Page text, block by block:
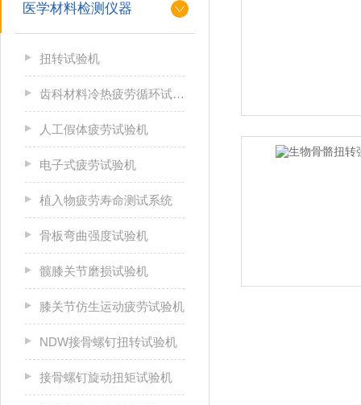
医学材料检测仪器
扭转试验机
齿科材料冷热疲劳循环试验机
人工假体疲劳试验机
电子式疲劳试验机
植入物疲劳寿命测试系统
骨板弯曲强度试验机
髋膝关节磨损试验机
膝关节仿生运动疲劳试验机
NDW接骨螺钉扭转试验机
接骨螺钉旋动扭矩试验机